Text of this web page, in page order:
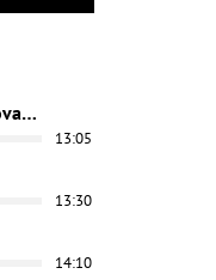
NCIS - Námorný vyšetrovací úrad
13:05
13:30
14:10